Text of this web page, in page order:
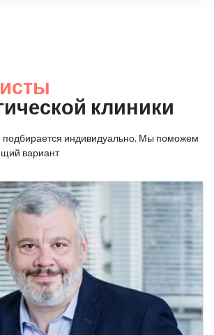
клиники
подбирается индивидуально. Мы поможем
вариант